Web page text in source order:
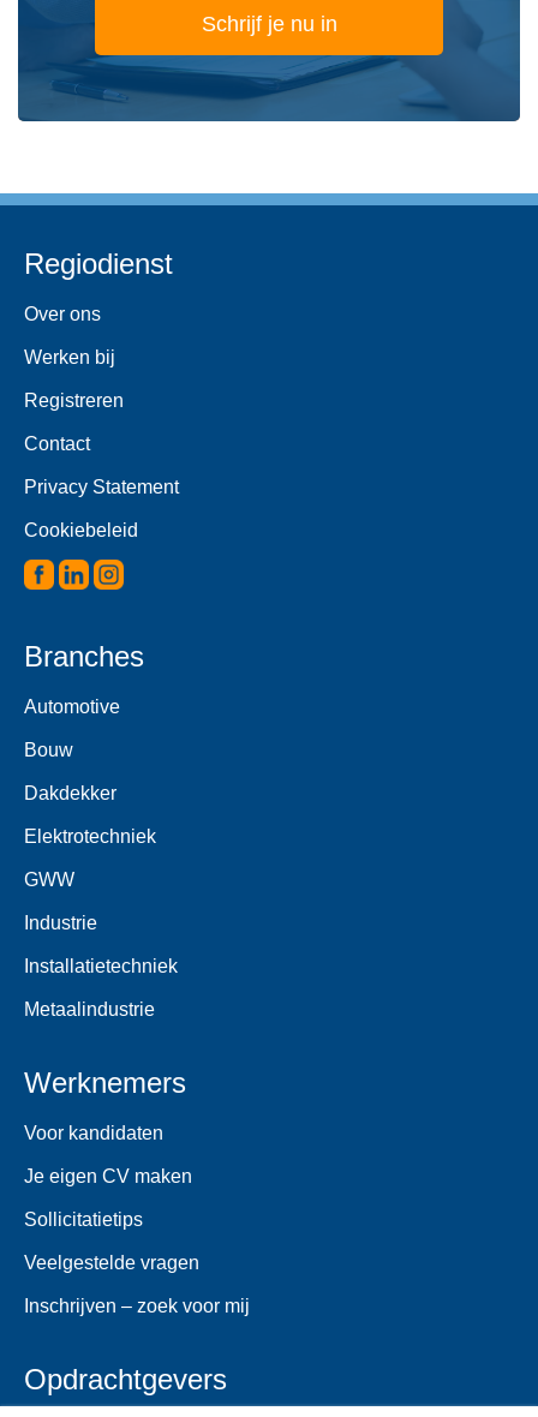
Schrijf je nu in
Regiodienst
Over ons
Werken bij
Registreren
Contact
Privacy Statement
Cookiebeleid
Branches
Automotive
Bouw
Dakdekker
Elektrotechniek
GWW
Industrie
Installatietechniek
Metaalindustrie
Werknemers
Voor kandidaten
Je eigen CV maken
Sollicitatietips
Veelgestelde vragen
Inschrijven – zoek voor mij
Opdrachtgevers